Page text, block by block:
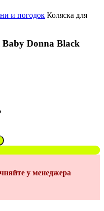
и погодок Коляска для
Baby Donna Black
у менеджера